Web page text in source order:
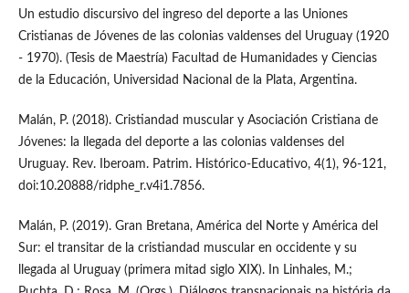
Un estudio discursivo del ingreso del deporte a las Uniones
Cristianas de Jóvenes de las colonias valdenses del Uruguay (1920
- 1970). (Tesis de Maestría) Facultad de Humanidades y Ciencias
de la Educación, Universidad Nacional de la Plata, Argentina.
Malán, P. (2018). Cristiandad muscular y Asociación Cristiana de
Jóvenes: la llegada del deporte a las colonias valdenses del
Uruguay. Rev. Iberoam. Patrim. Histórico-Educativo, 4(1), 96-121,
doi:10.20888/ridphe_r.v4i1.7856.
Malán, P. (2019). Gran Bretana, América del Norte y América del
Sur: el transitar de la cristiandad muscular en occidente y su
llegada al Uruguay (primera mitad siglo XIX). In Linhales, M.;